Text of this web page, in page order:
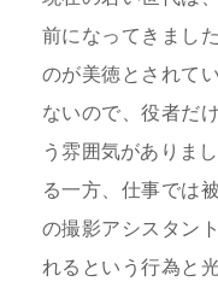
前になってきまし
のが美徳とされて
ないので、役者だ
う雰囲気がありま
る一方、仕事では
の撮影アシスタン
れるという行為と